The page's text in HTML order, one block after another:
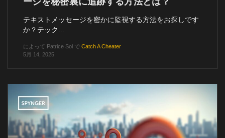
テキストメッセージを密かに監視する方法をお探しです
か？テック...
によって Patrice Sol で Catch A Cheater
5月 14, 2025